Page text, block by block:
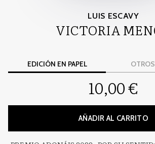
LUIS ESCAVY
VICTORIA
EDICIÓN EN PAPEL
10,00 €
AÑADIR AL CARRITO